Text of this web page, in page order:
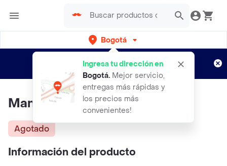
Bogotá
Ingresa tu dirección en
Bogotá. Mejor servicio,
entregas más rápidas y
los precios más
convenientes!
envíos gratis por semanas
Aplican TyC
Mani Moto
Agotado
Información del producto